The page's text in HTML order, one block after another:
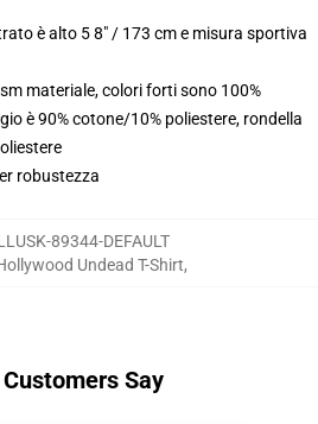
è alto 5 8" / 173 cm e misura sportiva
materiale, colori forti sono 100%
è 90% cotone/10% poliestere, rondella
robustezza
89344-DEFAULT
Undead T-Shirt,
Say